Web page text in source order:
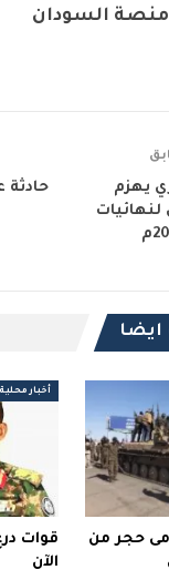
منصة السودان
يهزم
لنهائيات
حادثة
حجر من
أخبار محلية
قوات
الآن